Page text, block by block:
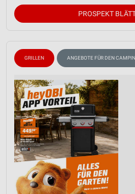
PROSPEKT
GRILLEN ANGEBOTE FÜR DEN